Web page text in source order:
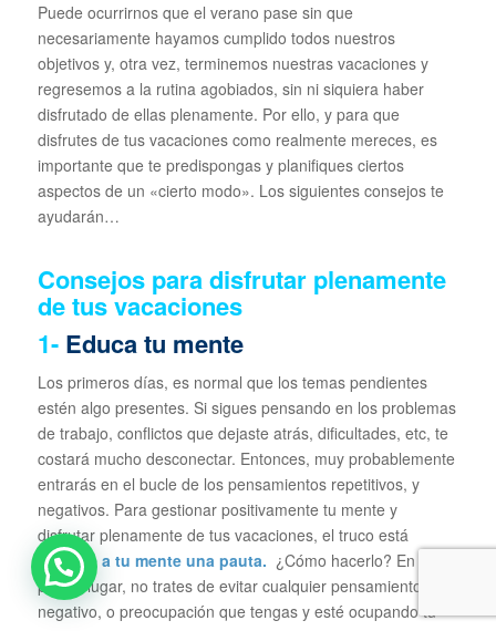
Puede ocurrirnos que el verano pase sin que
necesariamente hayamos cumplido todos nuestros
objetivos y, otra vez, terminemos nuestras vacaciones y
regresemos a la rutina agobiados, sin ni siquiera haber
disfrutado de ellas plenamente. Por ello, y para que
disfrutes de tus vacaciones como realmente mereces, es
importante que te predispongas y planifiques ciertos
aspectos de un «cierto modo». Los siguientes consejos te
ayudarán…
Consejos para disfrutar plenamente
de tus vacaciones
1- Educa tu mente
Los primeros días, es normal que los temas pendientes
estén algo presentes. Si sigues pensando en los problemas
de trabajo, conflictos que dejaste atrás, dificultades, etc, te
costará mucho desconectar. Entonces, muy probablemente
entrarás en el bucle de los pensamientos repetitivos, y
negativos. Para gestionar positivamente tu mente y
disfrutar plenamente de tus vacaciones, el truco está
endarle a tu mente una pauta. ¿Cómo hacerlo? En
primer lugar, no trates de evitar cualquier pensamiento
negativo, o preocupación que tengas y esté ocupando tu